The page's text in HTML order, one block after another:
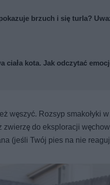
brzuch i się turla?
ciała kota. Jak odczytać
węszyć. Rozsyp smakołyki
zwierzę do eksploracji
(jeśli Twój pies na nie